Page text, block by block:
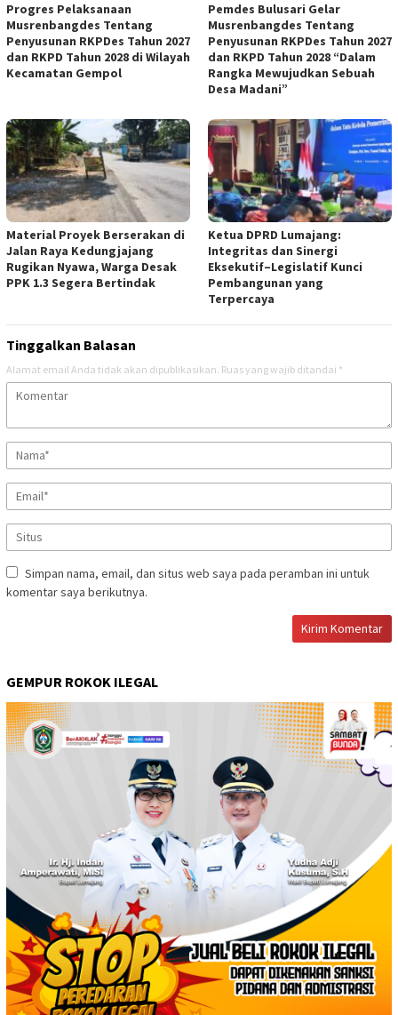
Progres Pelaksanaan
Musrenbangdes Tentang
Penyusunan RKPDes Tahun 2027
dan RKPD Tahun 2028 di Wilayah
Kecamatan Gempol
Pemdes Bulusari Gelar
Musrenbangdes Tentang
Penyusunan RKPDes Tahun 2027
dan RKPD Tahun 2028 “Dalam
Rangka Mewujudkan Sebuah
Desa Madani”
Material Proyek Berserakan di
Jalan Raya Kedungjajang
Rugikan Nyawa, Warga Desak
PPK 1.3 Segera Bertindak
Ketua DPRD Lumajang:
Integritas dan Sinergi
Eksekutif–Legislatif Kunci
Pembangunan yang
Terpercaya
Tinggalkan Balasan
Alamat email Anda tidak akan dipublikasikan. Ruas yang wajib ditandai *
Simpan nama, email, dan situs web saya pada peramban ini untuk
komentar saya berikutnya.
GEMPUR ROKOK ILEGAL